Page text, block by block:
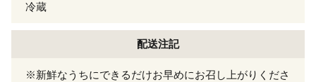
冷蔵
配送注記
※新鮮なうちにできるだけお早めにお召し上がりくださ